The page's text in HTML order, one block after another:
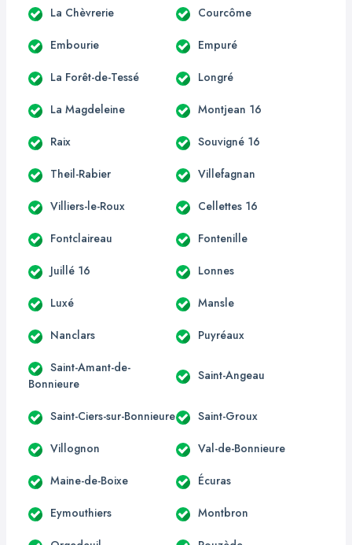
La Chèvrerie Courcôme
Embourie Empuré
La Forêt-de-Tessé Longré
La Magdeleine Montjean 16
Raix Souvigné 16
Theil-Rabier Villefagnan
Villiers-le-Roux Cellettes 16
Fontclaireau Fontenille
Juillé 16 Lonnes
Luxé Mansle
Nanclars Puyréaux
Saint-Amant-de-
Bonnieure
Saint-Angeau
Saint-Ciers-sur-Bonnieure Saint-Groux
Villognon Val-de-Bonnieure
Maine-de-Boixe Écuras
Eymouthiers Montbron